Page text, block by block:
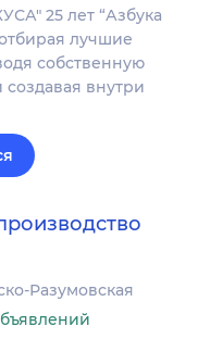
25 лет “Азбука
лучшие
собственную
внутри
Разумовская